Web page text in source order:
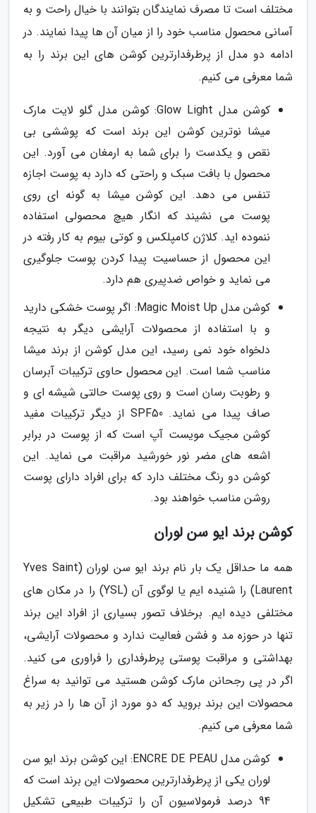
مختلف است تا مصرف نمایندگان بتوانند با خیال راحت و به
آسانی محصول مناسب خود را از میان آن ها پیدا نمایند. در
ادامه دو مدل از پرطرفدارترین کوشن های این برند را به
شما معرفی می کنیم.
کوشن مدل Glow Light: کوشن مدل گلو لایت مارک
میشا نوترین کوشن این برند است که پوششی بی
نقص و یکدست را برای شما به ارمغان می آورد. این
محصول با بافت سبک و راحتی که دارد به پوست اجازه
تنفس می دهد. این کوشن میشا به گونه ای روی
پوست می نشیند که انگار هیچ محصولی استفاده
ننموده اید. کلاژن کامپلکس و کوتی بیوم به کار رفته در
این محصول از حساسیت پیدا کردن پوست جلوگیری
می نماید و خواص ضدپیری هم دارد.
کوشن مدل Magic Moist Up: اگر پوست خشکی دارید
و با استفاده از محصولات آرایشی دیگر به نتیجه
دلخواه خود نمی رسید، این مدل کوشن از برند میشا
مناسب شما است. این محصول حاوی ترکیبات آبرسان
و رطوبت رسان است و روی پوست حالتی شیشه ای و
صاف پیدا می نماید. SPF50 از دیگر ترکیبات مفید
کوشن مجیک مویست آپ است که از پوست در برابر
اشعه های مضر نور خورشید مراقبت می نماید. این
کوشن دو رنگ مختلف دارد که برای افراد دارای پوست
روشن مناسب خواهند بود.
کوشن برند ایو سن لوران
همه ما حداقل یک بار نام برند ایو سن لوران (Yves Saint
Laurent) را شنیده ایم یا لوگوی آن (YSL) را در مکان های
مختلفی دیده ایم. برخلاف تصور بسیاری از افراد این برند
تنها در حوزه مد و فشن فعالیت ندارد و محصولات آرایشی،
بهداشتی و مراقبت پوستی پرطرفداری را فراوری می کنید.
اگر در پی رجحانن مارک کوشن هستید می توانید به سراغ
محصولات این برند بروید که دو مورد از آن ها را در زیر به
شما معرفی می کنیم.
کوشن مدل ENCRE DE PEAU: این کوشن برند ایو سن
لوران یکی از پرطرفدارترین محصولات این برند است که
94 درصد فرمولاسیون آن را ترکیبات طبیعی تشکیل